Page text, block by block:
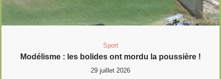
Sport
Modélisme : les bolides ont mordu la poussière !
29 juillet 2026